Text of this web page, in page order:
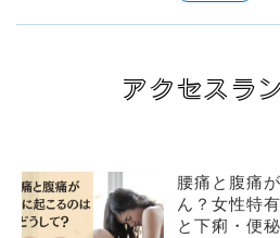
アクセスラ
腰痛と腹痛
ん？女性特
と下痢・便